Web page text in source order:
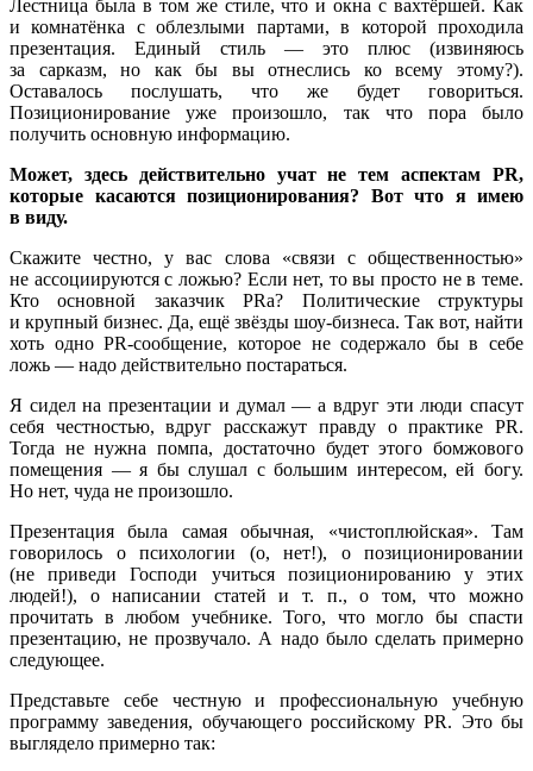
Лестница была в том же стиле, что и окна с вахтёршей. Как
и комнатёнка с облезлыми партами, в которой проходила
презентация. Единый стиль — это плюс (извиняюсь
за сарказм, но как бы вы отнеслись ко всему этому?).
Оставалось послушать, что же будет говориться.
Позиционирование уже произошло, так что пора было
получить основную информацию.
Может, здесь действительно учат не тем аспектам PR,
которые касаются позиционирования? Вот что я имею
в виду.
Скажите честно, у вас слова «связи с общественностью»
не ассоциируются с ложью? Если нет, то вы просто не в теме.
Кто основной заказчик PRа? Политические структуры
и крупный бизнес. Да, ещё звёзды шоу-бизнеса. Так вот, найти
хоть одно PR-сообщение, которое не содержало бы в себе
ложь — надо действительно постараться.
Я сидел на презентации и думал — а вдруг эти люди спасут
себя честностью, вдруг расскажут правду о практике PR.
Тогда не нужна помпа, достаточно будет этого бомжового
помещения — я бы слушал с большим интересом, ей богу.
Но нет, чуда не произошло.
Презентация была самая обычная, «чистоплюйская». Там
говорилось о психологии (о, нет!), о позиционировании
(не приведи Господи учиться позиционированию у этих
людей!), о написании статей и т. п., о том, что можно
прочитать в любом учебнике. Того, что могло бы спасти
презентацию, не прозвучало. А надо было сделать примерно
следующее.
Представьте себе честную и профессиональную учебную
программу заведения, обучающего российскому PR. Это бы
выглядело примерно так: